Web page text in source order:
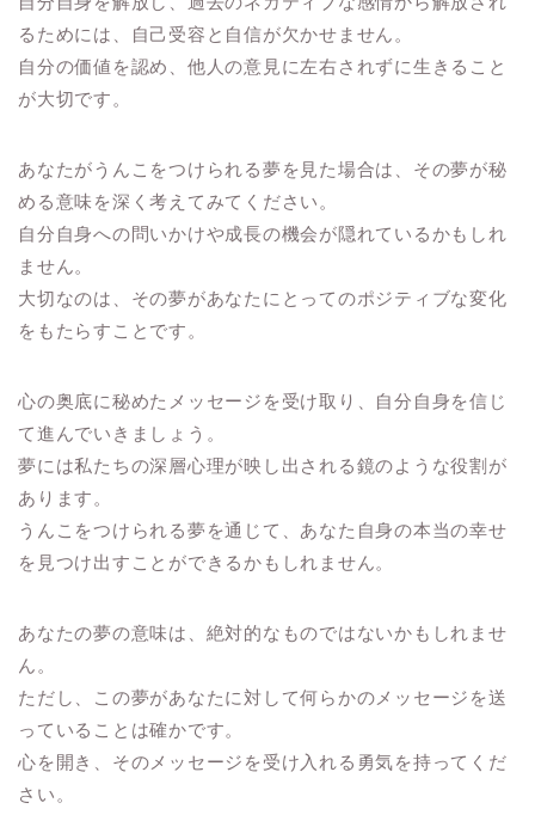
るためには、自己受容と自信が欠かせません。
自分の価値を認め、他人の意見に左右されずに生きること
が大切です。
あなたがうんこをつけられる夢を見た場合は、その夢が秘
める意味を深く考えてみてください。
自分自身への問いかけや成長の機会が隠れているかもしれ
ません。
大切なのは、その夢があなたにとってのポジティブな変化
をもたらすことです。
心の奥底に秘めたメッセージを受け取り、自分自身を信じ
て進んでいきましょう。
夢には私たちの深層心理が映し出される鏡のような役割が
あります。
うんこをつけられる夢を通じて、あなた自身の本当の幸せ
を見つけ出すことができるかもしれません。
あなたの夢の意味は、絶対的なものではないかもしれませ
ん。
ただし、この夢があなたに対して何らかのメッセージを送
っていることは確かです。
心を開き、そのメッセージを受け入れる勇気を持ってくだ
さい。